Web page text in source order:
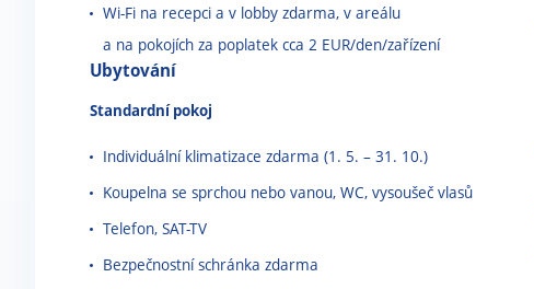
Wi-Fi na recepci a v lobby zdarma, v areálu
a na pokojích za poplatek cca 2 EUR/den/zařízení
Ubytování
Standardní pokoj
Individuální klimatizace zdarma (1. 5. – 31. 10.)
Koupelna se sprchou nebo vanou, WC, vysoušeč vlasů
Telefon, SAT-TV
Bezpečnostní schránka zdarma